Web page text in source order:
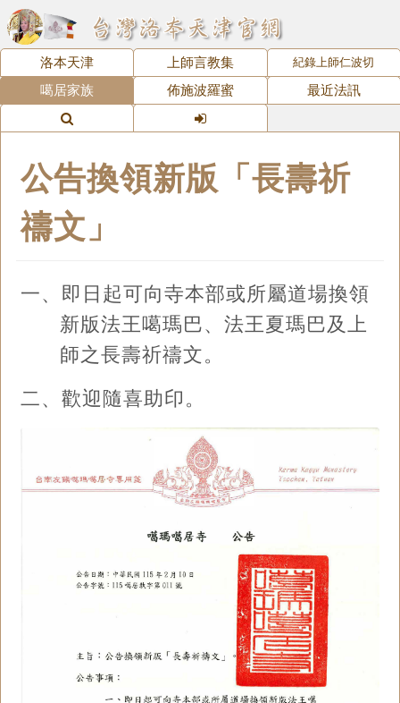
洛本天津 上師言教集 紀錄上師仁波切
噶居家族 佈施波羅蜜 最近法訊
公告換領新版「長壽祈
禱文」
一、即日起可向寺本部或所屬道場換領
新版法王噶瑪巴、法王夏瑪巴及上
師之長壽祈禱文。
二、歡迎隨喜助印。